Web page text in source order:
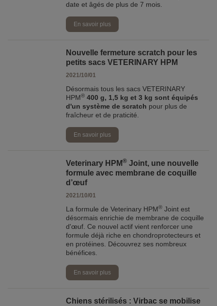
date et âgés de plus de 7 mois.
En savoir plus
Nouvelle fermeture scratch pour les
petits sacs VETERINARY HPM
2021/10/01
Désormais tous les sacs VETERINARY
HPM® 400 g, 1,5 kg et 3 kg sont équipés
d'un système de scratch pour plus de
fraîcheur et de praticité.
En savoir plus
Veterinary HPM ® Joint, une nouvelle
formule avec membrane de coquille
d’œuf
2021/10/01
La formule de Veterinary HPM® Joint est
désormais enrichie de membrane de coquille
d'œuf. Ce nouvel actif vient renforcer une
formule déjà riche en chondroprotecteurs et
en protéines. Découvrez ses nombreux
bénéfices.
En savoir plus
Chiens stérilisés : Virbac se mobilise